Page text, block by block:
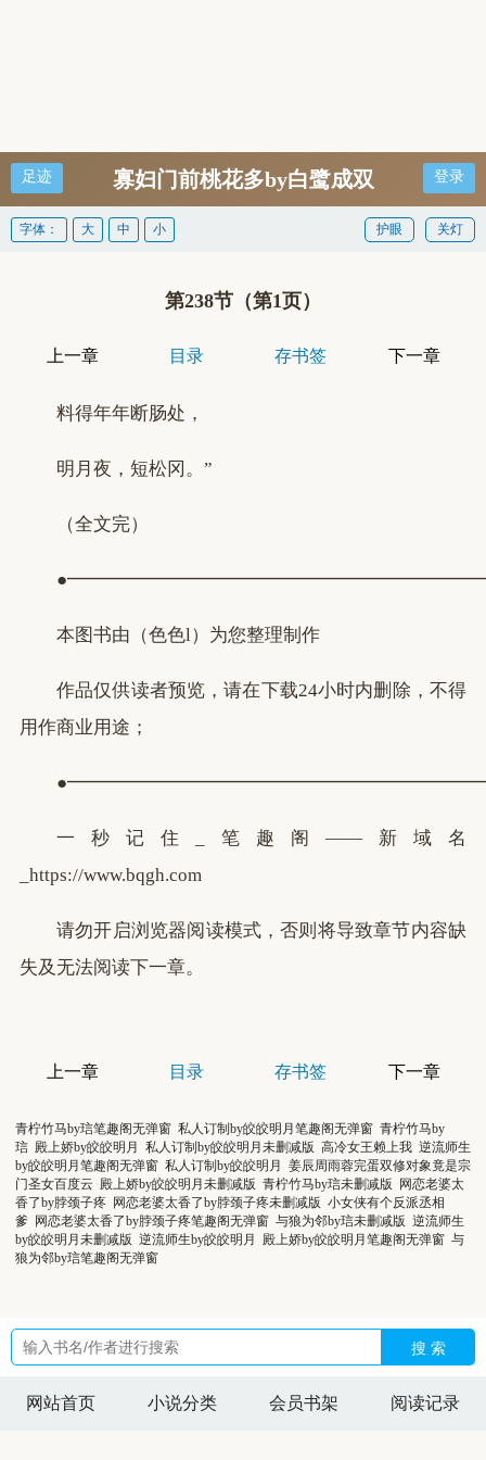
足迹 寡妇门前桃花多by白鹭成双 登录
关灯
护眼
字体： 大 中 小
第238节（第1页）
上一章 目录 存书签 下一章
料得年年断肠处，
明月夜，短松冈。”
（全文完）
本图书由（色色l）为您整理制作
作品仅供读者预览，请在下载24小时内删除，不得
用作商业用途；
一秒记住_笔趣阁——新域名
_https://www.bqgh.com
请勿开启浏览器阅读模式，否则将导致章节内容缺
失及无法阅读下一章。
上一章 目录 存书签 下一章
青柠竹马by琂笔趣阁无弹窗 私人订制by皎皎明月笔趣阁无弹窗 青柠竹马by
琂 殿上娇by皎皎明月 私人订制by皎皎明月未删减版 高冷女王赖上我 逆流师生
by皎皎明月笔趣阁无弹窗 私人订制by皎皎明月
姜辰周雨蓉完蛋双修对象竟是宗
门圣女百度云
殿上娇by皎皎明月未删减版 青柠竹马by琂未删减版
网恋老婆太
香了by脖颈子疼 网恋老婆太香了by脖颈子疼未删减版 小女侠有个反派丞相
爹 网恋老婆太香了by脖颈子疼笔趣阁无弹窗 与狼为邻by琂未删减版 逆流师生
by皎皎明月未删减版 逆流师生by皎皎明月 殿上娇by皎皎明月笔趣阁无弹窗 与
狼为邻by琂笔趣阁无弹窗
搜 索
网站首页 小说分类 会员书架 阅读记录